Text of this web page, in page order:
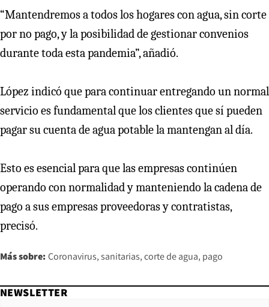
“Mantendremos a todos los hogares con agua, sin corte
por no pago, y la posibilidad de gestionar convenios
durante toda esta pandemia”, añadió.
López indicó que para continuar entregando un normal
servicio es fundamental que los clientes que sí pueden
pagar su cuenta de agua potable la mantengan al día.
Esto es esencial para que las empresas continúen
operando con normalidad y manteniendo la cadena de
pago a sus empresas proveedoras y contratistas,
precisó.
Más sobre: Coronavirus sanitarias corte de agua pago
NEWSLETTER